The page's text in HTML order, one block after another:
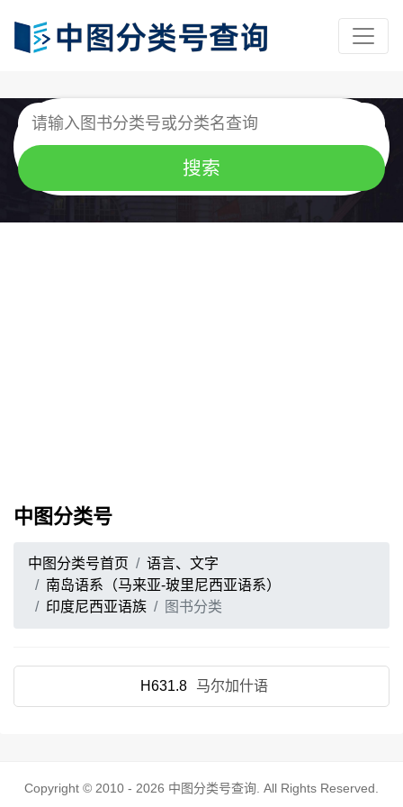
中图分类号
中图分类号首页
语言、文字
南岛语系（马来亚-玻里尼西亚语系）
印度尼西亚语族
图书分类
H631.8 马尔加什语
Copyright © 2010 - 2026 中图分类号查询 . All Rights Reserved.